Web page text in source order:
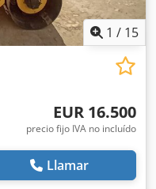
2,10/1,10 mm
1 / 15
EUR 16.500
precio fijo IVA no incluído
Llamar